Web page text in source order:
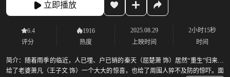
立即播放
6.4
评分
1916
热度
2025.08.29
上映时间
2小时15秒
时间
简介：
随着雨季的临近，人已埋、户已销的秦天（屈楚萧 饰）居然“重生”归来，
给了老婆萧凡（王子文 饰）一个大大的惊喜，也给了周围人猝不及防的惊吓。面